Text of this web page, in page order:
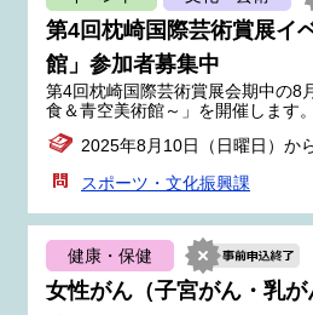
第4回枕崎国際芸術賞展イ
館」参加者募集中
第4回枕崎国際芸術賞展会期中の8
食＆青空美術館～」を開催します。
2025年8月10日（日曜日）か
スポーツ・文化振興課
健康・保健
女性がん（子宮がん・乳